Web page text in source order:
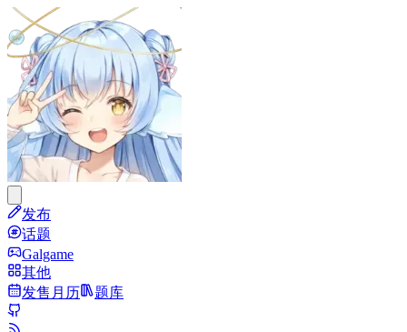
发布
话题
Galgame
其他
发售月历
题库